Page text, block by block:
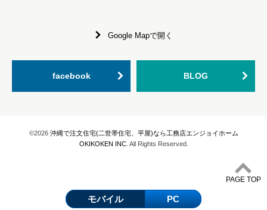
Google Mapで開く
facebook BLOG
©2026 沖縄で注文住宅(二世帯住宅、平屋)なら工務店エンジョイホーム
OKIKOKEN INC. All Rights Reserved.
PAGE TOP
モバイル PC